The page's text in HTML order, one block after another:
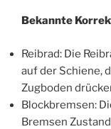
Bekannte
Reibrad: Die
auf der Schiene,
Zugboden
Blockbremsen:
Bremsen